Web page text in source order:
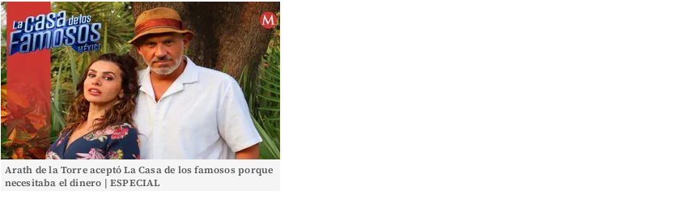
Arath de la Torre aceptó La Casa de los famosos porque
necesitaba el dinero | ESPECIAL